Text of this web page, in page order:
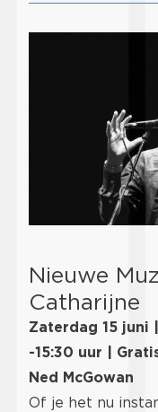
Nieuwe
Catharijne
Zaterdag 15 juni
-15:30 uur |
Ned McGowan
Of je het nu